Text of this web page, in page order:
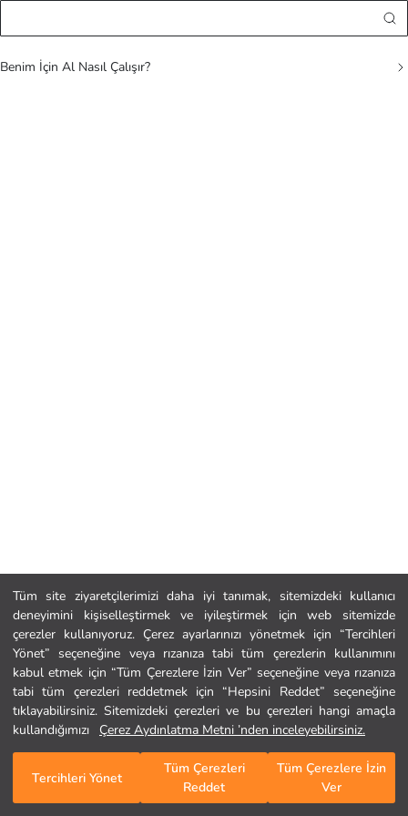
Tüm site ziyaretçilerimizi daha iyi tanımak, sitemizdeki kullanıcı
deneyimini kişiselleştirmek ve iyileştirmek için web sitemizde
çerezler kullanıyoruz. Çerez ayarlarınızı yönetmek için “Tercihleri
Yönet” seçeneğine veya rızanıza tabi tüm çerezlerin kullanımını
kabul etmek için “Tüm Çerezlere İzin Ver” seçeneğine veya rızanıza
tabi tüm çerezleri reddetmek için “Hepsini Reddet” seçeneğine
tıklayabilirsiniz. Sitemizdeki çerezleri ve bu çerezleri hangi amaçla
kullandığımızı
Çerez Aydınlatma Metni ’nden inceleyebilirsiniz.
Tercihleri Yönet
Tüm Çerezleri
Reddet
Tüm Çerezlere İzin
Ver
Benim İçin Al Nasıl Çalışır?